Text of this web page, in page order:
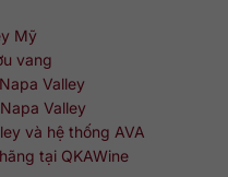
Mỹ
vang
Valley
Valley
và hệ thống AVA
tại QKAWine